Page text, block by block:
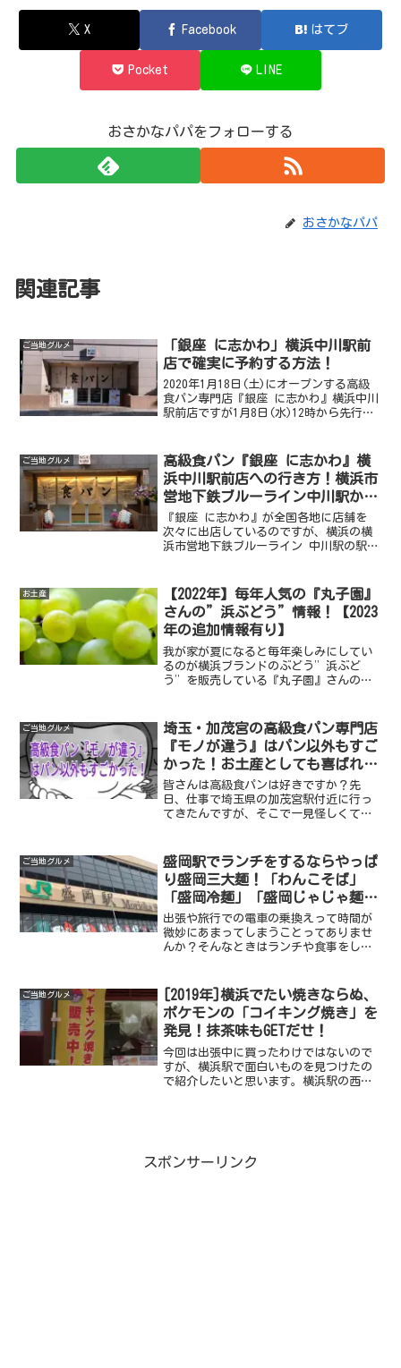
X Facebook はてブ
Pocket LINE
おさかなパパをフォローする
おさかなパパ
関連記事
ご当地グルメ
「銀座 に志かわ」横浜中川駅前
店で確実に予約する方法！
2020年1月18日(土)にオープンする高級
食パン専門店『銀座 に志かわ』横浜中川
駅前店ですが1月8日(水)12時から先行予
い、、そんな悩みを持った方に確実に予
約する方法を教えます！
ご当地グルメ
高級食パン『銀座 に志かわ』横
浜中川駅前店への行き方！横浜市
営地下鉄ブルーライン中川駅から
店舗まで写真付きで紹介！
『銀座 に志かわ』が全国各地に店舗を
次々に出店しているのですが、横浜の横
浜市営地下鉄ブルーライン 中川駅の駅前
ープン初日に行ってパンを購入しました
ので、最寄り駅でもある横浜市営地下鉄
ブルーライン 中川駅から店舗までの行き
方等をまとめました。
お土産
【2022年】毎年人気の『丸子園』
さんの”浜ぶどう”情報！【2023
年の追加情報有り】
我が家が夏になると毎年楽しみにしてい
るのが横浜ブランドのぶどう”浜ぶど
う”を販売している『丸子園』さんのぶ
とめたいと思います。
ご当地グルメ
埼玉・加茂宮の高級食パン専門店
『モノが違う』はパン以外もすご
かった！お土産としても喜ばれ
る！
皆さんは高級食パンは好きですか？先
日、仕事で埼玉県の加茂宮駅付近に行っ
てきたんですが、そこで一見怪しくて不
という店名で、店名やパン以外にも店舗
自体やパンを入れる袋のデザインももの
すごいんですよ。
ご当地グルメ
盛岡駅でランチをするならやっぱ
り盛岡三大麺！「わんこそば」
「盛岡冷麺」「盛岡じゃじゃ麺」
を食べよう！
出張や旅行での電車の乗換えって時間が
微妙にあまってしまうことってありませ
んか？そんなときはランチや食事をした
岡駅で余った時間を使ってランチや食事
をする場合、おすすめしたいところがあ
りますので紹介します。
ご当地グルメ
[2019年]横浜でたい焼きならぬ、
ポケモンの「コイキング焼き」を
発見！抹茶味もGETだせ！
今回は出張中に買ったわけではないので
すが、横浜駅で面白いものを見つけたの
で紹介したいと思います。横浜駅の西口
スポンサーリンク